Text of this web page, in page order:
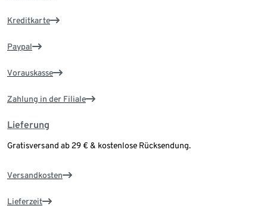
Kreditkarte
Paypal
Vorauskasse
Zahlung in der Filiale
Lieferung
Gratisversand ab 29 € & kostenlose Rücksendung.
Versandkosten
Lieferzeit